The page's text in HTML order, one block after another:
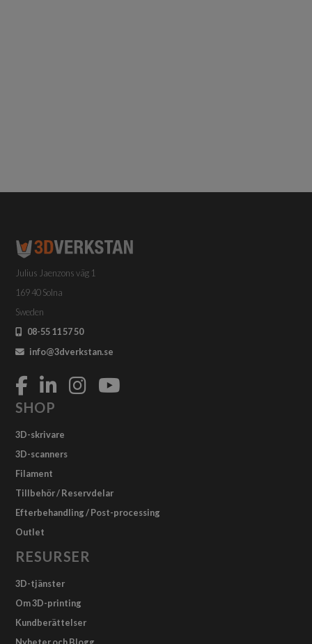
Julius Jaenzons väg 1
169 40 Solna
Sweden
08-55 11 57 50
info@3dverkstan.se
SHOP
3D-skrivare
3D-scanners
Filament
Tillbehör / Reservdelar
Efterbehandling / Post-processing
Outlet
RESURSER
3D-tjänster
Om 3D-printing
Kundberättelser
Nyheter och Blogg